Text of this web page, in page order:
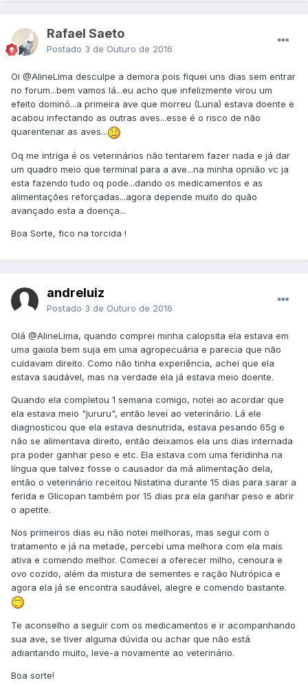
Rafael Saeto
Postado 3 de Outuro de 2016
Oi @AlineLima desculpe a demora pois fiquei uns dias sem entrar
no forum...bem vamos lá...eu acho que infelizmente virou um
efeito dominó...a primeira ave que morreu (Luna) estava doente e
acabou infectando as outras aves...esse é o risco de não
quarentenar as aves...
Oq me intriga é os veterinários não tentarem fazer nada e já dar
um quadro meio que terminal para a ave...na minha opnião vc ja
esta fazendo tudo oq pode...dando os medicamentos e as
alimentações reforçadas...agora depende muito do quão
avançado esta a doença...
Boa Sorte, fico na torcida !
andreluiz
Postado 3 de Outuro de 2016
Olá @AlineLima, quando comprei minha calopsita ela estava em
uma gaiola bem suja em uma agropecuária e parecia que não
cuidavam direito. Como não tinha experiência, achei que ela
estava saudável, mas na verdade ela já estava meio doente.
Quando ela completou 1 semana comigo, notei ao acordar que
ela estava meio "jururu", então levei ao veterinário. Lá ele
diagnosticou que ela estava desnutrida, estava pesando 65g e
não se alimentava direito, então deixamos ela uns dias internada
pra poder ganhar peso e etc. Ela estava com uma feridinha na
língua que talvez fosse o causador da má alimentação dela,
então o veterinário receitou Nistatina durante 15 dias para sarar a
ferida e Glicopan também por 15 dias pra ela ganhar peso e abrir
o apetite.
Nos primeiros dias eu não notei melhoras, mas segui com o
tratamento e já na metade, percebi uma melhora com ela mais
ativa e comendo melhor. Comecei a oferecer milho, cenoura e
ovo cozido, além da mistura de sementes e ração Nutrópica e
agora ela já se encontra saudável, alegre e comendo bastante.
Te aconselho a seguir com os medicamentos e ir acompanhando
sua ave, se tiver alguma dúvida ou achar que não está
adiantando muito, leve-a novamente ao veterinário.
Boa sorte!